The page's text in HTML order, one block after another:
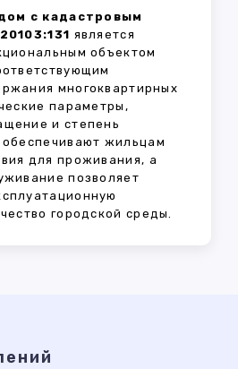
с кадастровым
является
объектом
многоквартирных
параметры,
и степень
обеспечивают жильцам
для проживания, а
позволяет
городской среды.